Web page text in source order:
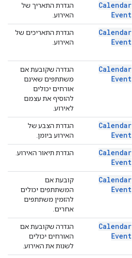
Calendar
Event
הגדרת התאריך של
האירוע.
Calendar
Event
הגדרת התאריכים של
האירוע.
Calendar
Event
הגדרה שקובעת אם
משתתפים שאינם
אורחים יכולים
להוסיף את עצמם
לאירוע.
Calendar
Event
הגדרת הצבע של
האירוע ביומן.
Calendar
Event
הגדרת תיאור האירוע.
Calendar
Event
קובעת אם
המשתתפים יכולים
להזמין משתתפים
אחרים.
Calendar
Event
הגדרה שקובעת אם
האורחים יכולים
לשנות את האירוע.